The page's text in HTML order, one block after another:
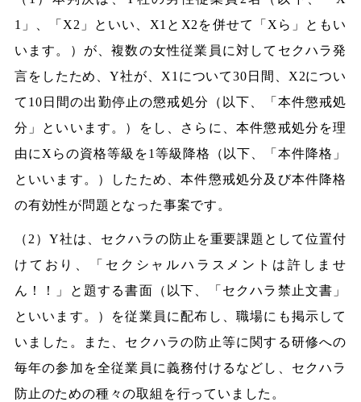
1」、「X2」といい、X1とX2を併せて「Xら」ともい
います。）が、複数の女性従業員に対してセクハラ発
言をしたため、Y社が、X1について30日間、X2につい
て10日間の出勤停止の懲戒処分（以下、「本件懲戒処
分」といいます。）をし、さらに、本件懲戒処分を理
由にXらの資格等級を1等級降格（以下、「本件降格」
といいます。）したため、本件懲戒処分及び本件降格
の有効性が問題となった事案です。
（2）Y社は、セクハラの防止を重要課題として位置付
けており、「セクシャルハラスメントは許しませ
ん！！」と題する書面（以下、「セクハラ禁止文書」
といいます。）を従業員に配布し、職場にも掲示して
いました。また、セクハラの防止等に関する研修への
毎年の参加を全従業員に義務付けるなどし、セクハラ
防止のための種々の取組を行っていました。